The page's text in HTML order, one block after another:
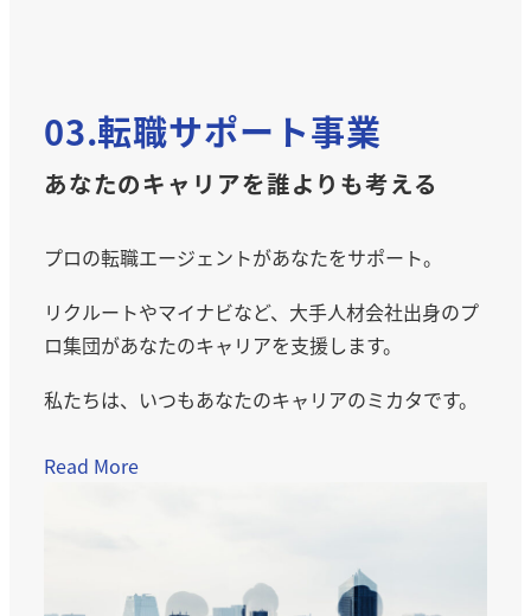
03.転職サポート事業
あなたのキャリアを誰よりも考える
プロの転職エージェントがあなたをサポート。
リクルートやマイナビなど、大手人材会社出身のプ
ロ集団があなたのキャリアを支援します。
私たちは、いつもあなたのキャリアのミカタです。
Read More